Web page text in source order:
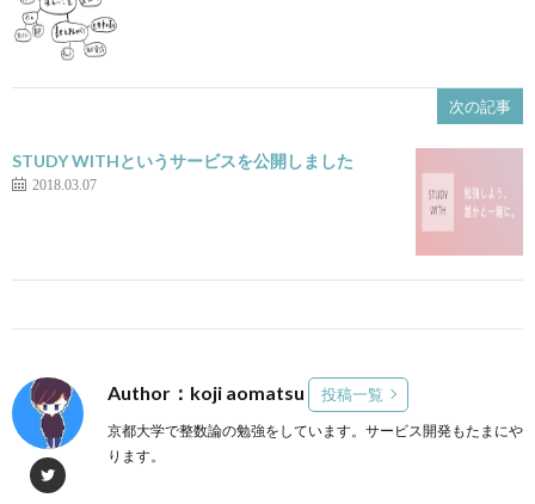
次の記事
STUDY WITHというサービスを公開しました
2018.03.07
Author：koji aomatsu 投稿一覧
京都大学で整数論の勉強をしています。サービス開発もたまにや
ります。